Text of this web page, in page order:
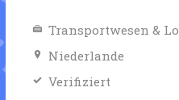
Transportwesen &
Niederlande
Verifiziert